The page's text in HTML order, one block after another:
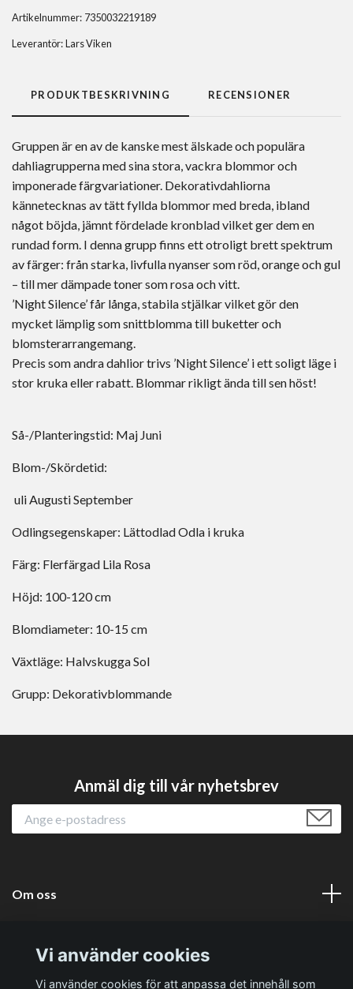
Artikelnummer: 7350032219189
Leverantör:Lars Viken
PRODUKTBESKRIVNING RECENSIONER
Gruppen är en av de kanske mest älskade och populära
dahliagrupperna med sina stora, vackra blommor och
imponerade färgvariationer. Dekorativdahliorna
kännetecknas av tätt fyllda blommor med breda, ibland
något böjda, jämnt fördelade kronblad vilket ger dem en
rundad form. I denna grupp finns ett otroligt brett spektrum
av färger: från starka, livfulla nyanser som röd, orange och gul
– till mer dämpade toner som rosa och vitt.
’Night Silence’ får långa, stabila stjälkar vilket gör den
mycket lämplig som snittblomma till buketter och
blomsterarrangemang.
Precis som andra dahlior trivs ’Night Silence’ i ett soligt läge i
stor kruka eller rabatt. Blommar rikligt ända till sen höst!
Så-/Planteringstid: Maj Juni
Blom-/Skördetid:
uli AugustiSeptember
Odlingsegenskaper: LättodladOdla i kruka
Färg: Flerfärgad Lila Rosa
Höjd: 100-120 cm
Blomdiameter: 10-15 cm
Växtläge: HalvskuggaSol
Grupp: Dekorativblommande
Anmäl dig till vår nyhetsbrev
Om oss
Sociala medier
Vi använder cookies
Vi använder cookies för att anpassa det innehåll som